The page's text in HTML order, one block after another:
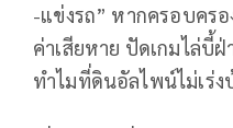
-แข่งรถ” หากครอบคร
ค่าเสียหาย​ ปัดเกมไล่บี้
ทำไมที่ดินอัลไพน์ไม่เร่ง